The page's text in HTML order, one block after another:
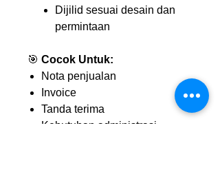
Dijilid sesuai desain dan
permintaan
🎯 Cocok Untuk:
Nota penjualan
Invoice
Tanda terima
Kebutuhan administrasi